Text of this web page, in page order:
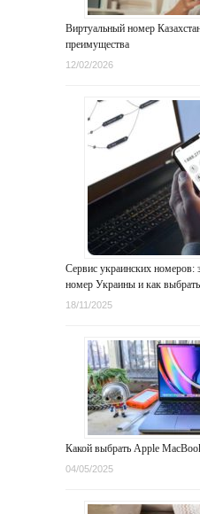
Виртуальный номер
преимущества
12/02/2026
Сервис украинских номеров:
номер Украины и как
18/11/2025
Какой выбрать Apple
04/05/2025